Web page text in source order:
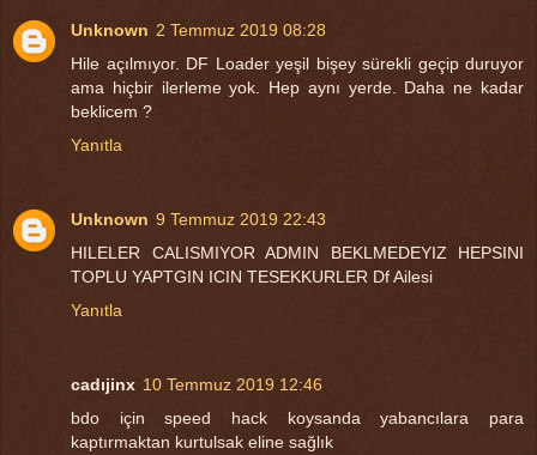
Unknown 2 Temmuz 2019 08:28
Hile açılmıyor. DF Loader yeşil bişey sürekli geçip duruyor
ama hiçbir ilerleme yok. Hep aynı yerde. Daha ne kadar
beklicem ?
Yanıtla
Unknown 9 Temmuz 2019 22:43
HILELER CALISMIYOR ADMIN BEKLMEDEYIZ HEPSINI
TOPLU YAPTGIN ICIN TESEKKURLER Df Ailesi
Yanıtla
cadıjinx 10 Temmuz 2019 12:46
bdo için speed hack koysanda yabancılara para
kaptırmaktan kurtulsak eline sağlık